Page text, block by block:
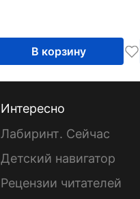
В корзину
Интересно
Лабиринт. Сейчас
Детский навигатор
Рецензии читателей